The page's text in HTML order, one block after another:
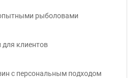
рыболовами
клиентов
с персональным подходом